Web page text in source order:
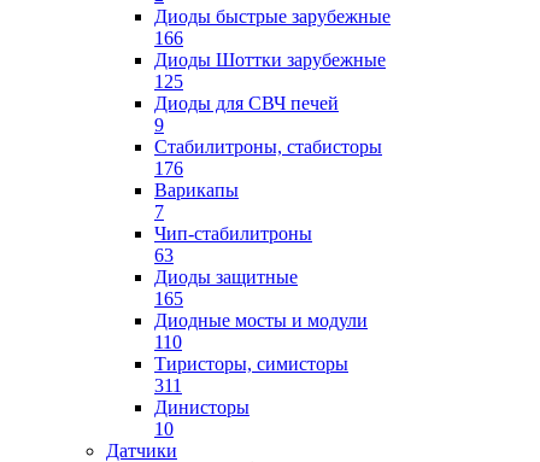
Диоды быстрые зарубежные
166
Диоды Шоттки зарубежные
125
Диоды для СВЧ печей
9
Стабилитроны, стабисторы
176
Варикапы
7
Чип-стабилитроны
63
Диоды защитные
165
Диодные мосты и модули
110
Тиристоры, симисторы
311
Динисторы
10
Датчики